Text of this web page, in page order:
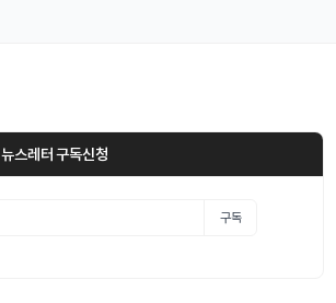
뉴스레터 구독신청
구독